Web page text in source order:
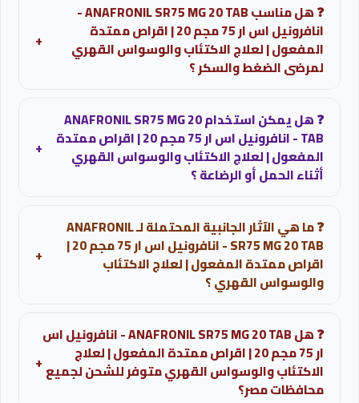
تناولها مساء قبل النوم.
❓ هل مناسب ANAFRONIL SR75 MG 20 TAB -
انافرونيل اس ار 75 مجم 20 | اقراص ممتدة
المفعول | لعلاج الاكتئاب والوسواس القهري
لمرضى الضغط والسكر ؟
+
لمتابعة ضربات القلب ومستويات الجلوكوز.
❓ هل يمكن استخدام ANAFRONIL SR75 MG 20
TAB - انافرونيل اس ار 75 مجم 20 | اقراص ممتدة
المفعول | لعلاج الاكتئاب والوسواس القهري
أثناء الحمل أو الرضاعة ؟
+
والرضاعة الطبيعية لعدم ثبوت امانه واحتمال تأثيره على
سلامة الجنين.
❓ ما هي الآثار الجانبية المحتملة لـ ANAFRONIL
SR75 MG 20 TAB - انافرونيل اس ار 75 مجم 20 |
اقراص ممتدة المفعول | لعلاج الاكتئاب
والوسواس القهري ؟
+
الوزن، وتغيرات في القدرة الجنسية.
❓ هل ANAFRONIL SR75 MG 20 TAB - انافرونيل اس
ار 75 مجم 20 | اقراص ممتدة المفعول | لعلاج
الاكتئاب والوسواس القهري متوفر للشحن لجميع
محافظات مصر؟
+